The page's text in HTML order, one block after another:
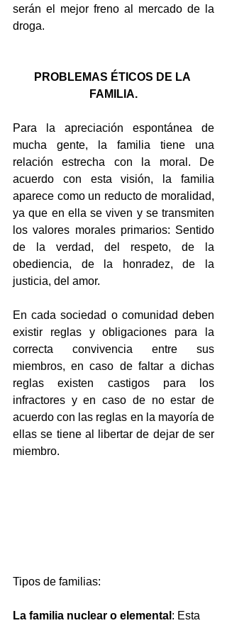
serán el mejor freno al mercado de la
droga.
PROBLEMAS ÉTICOS DE LA
FAMILIA.
Para la apreciación espontánea de
mucha gente, la familia tiene una
relación estrecha con la moral. De
acuerdo con esta visión, la familia
aparece como un reducto de moralidad,
ya que en ella se viven y se transmiten
los valores morales primarios: Sentido
de la verdad, del respeto, de la
obediencia, de la honradez, de la
justicia, del amor.
En cada sociedad o comunidad deben
existir reglas y obligaciones para la
correcta convivencia entre sus
miembros, en caso de faltar a dichas
reglas existen castigos para los
infractores y en caso de no estar de
acuerdo con las reglas en la mayoría de
ellas se tiene al libertar de dejar de ser
miembro.
Tipos de familias:
La familia nuclear o elemental : Esta